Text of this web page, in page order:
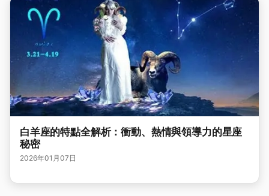
白羊座的特點全解析：衝動、熱情與領導力的星座
秘密
2026年01月07日